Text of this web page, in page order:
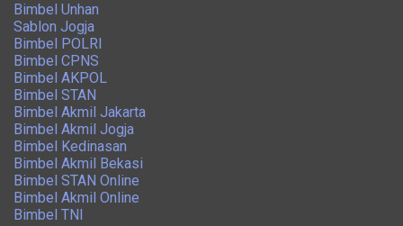
Bimbel Unhan
Sablon Jogja
Bimbel POLRI
Bimbel CPNS
Bimbel AKPOL
Bimbel STAN
Bimbel Akmil Jakarta
Bimbel Akmil Jogja
Bimbel Kedinasan
Bimbel Akmil Bekasi
Bimbel STAN Online
Bimbel Akmil Online
Bimbel TNI